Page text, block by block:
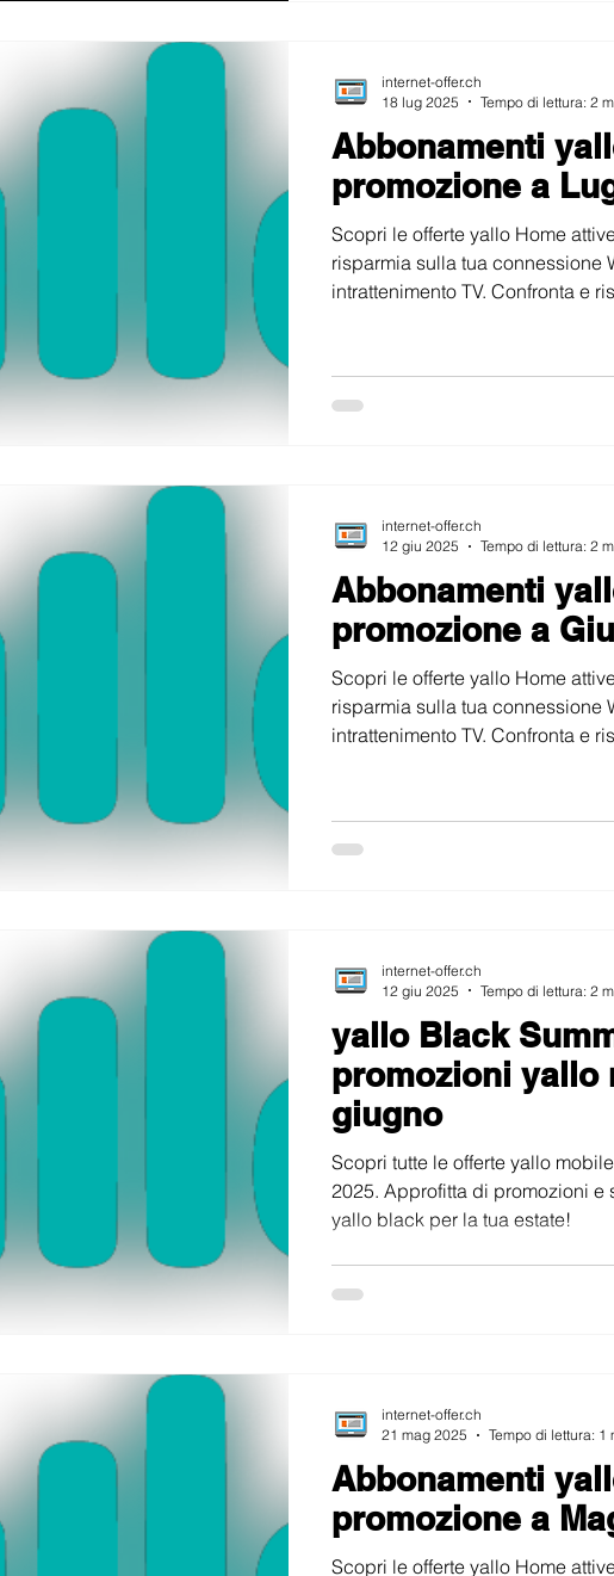
Abbonamenti
promozione a
Scopri le offerte yallo Home
risparmia sulla tua connessione
intrattenimento TV. Confronta e
internet-offer.ch
18 lug 2025
Tempo di lettura: 2
Abbonamenti
promozione a
Scopri le offerte yallo Home
risparmia sulla tua connessione
intrattenimento TV. Confronta e
internet-offer.ch
12 giu 2025
Tempo di lettura: 2
yallo Black
promozioni yallo
giugno
Scopri tutte le offerte yallo
2025. Approfitta di promozioni
yallo black per la tua estate!
internet-offer.ch
12 giu 2025
Tempo di lettura: 2
Abbonamenti
promozione a
Scopri le offerte yallo Home
internet-offer.ch
21 mag 2025
Tempo di lettura: 1